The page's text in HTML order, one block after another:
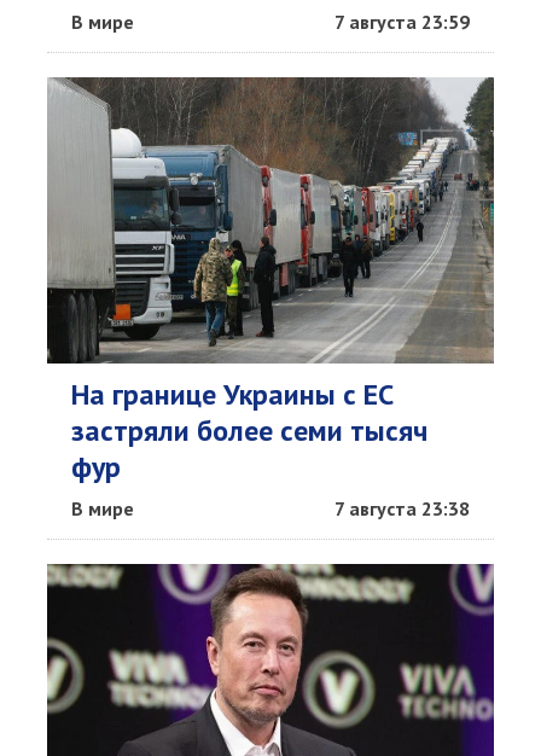
В мире 7 августа 23:59
На границе Украины с ЕС
застряли более семи тысяч
фур
В мире 7 августа 23:38